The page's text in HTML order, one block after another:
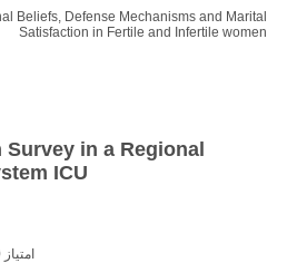
Beliefs, Defense Mechanisms and Marital
Satisfaction in Fertile and Infertile women
in a Regional
ICU
امتیاز 5.00 (1 رای)